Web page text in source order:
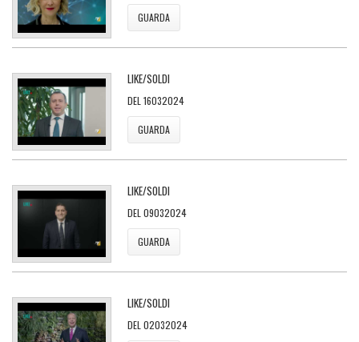
GUARDA
LIKE/SOLDI
DEL 16032024
GUARDA
LIKE/SOLDI
DEL 09032024
GUARDA
LIKE/SOLDI
DEL 02032024